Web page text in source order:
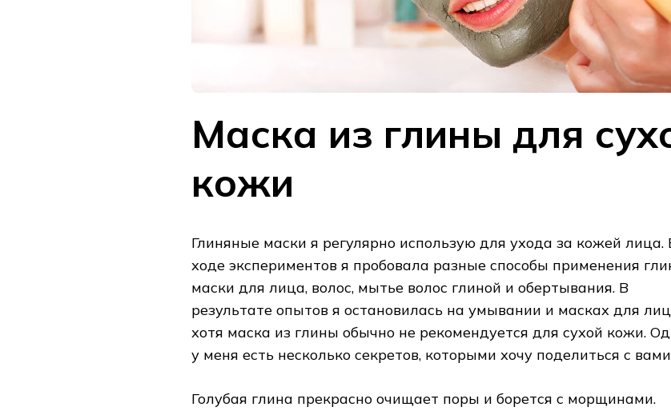
Маска из глины для
кожи
Глиняные маски я регулярно использую для ухода за кожей лица.
ходе экспериментов я пробовала разные способы применения
маски для лица, волос, мытье волос глиной и обертывания. В
результате опытов я остановилась на умывании и масках для
хотя маска из глины обычно не рекомендуется для сухой кожи.
у меня есть несколько секретов, которыми хочу поделиться с
Голубая глина прекрасно очищает поры и борется с морщинами.